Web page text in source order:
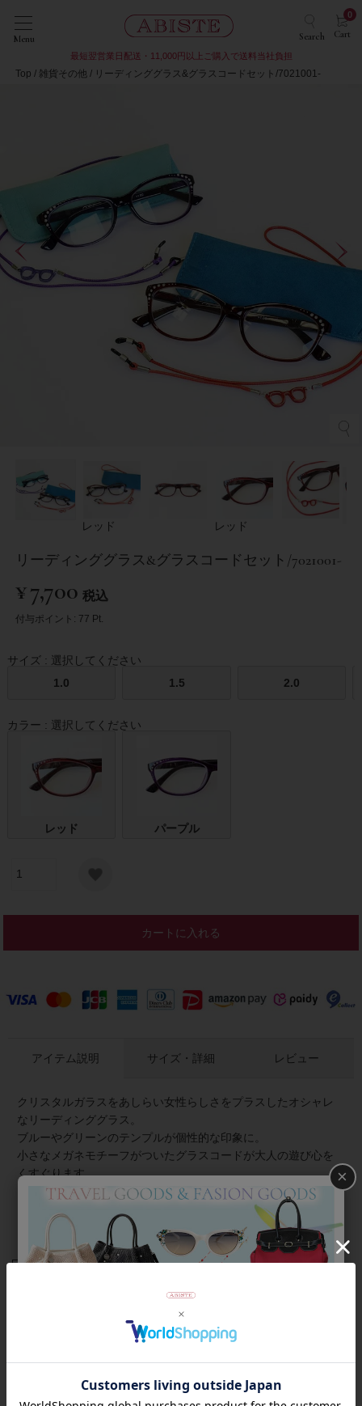
Menu Search Cart
0
最短翌営業日配送・11,000円以上ご購入で送料当社負担
Top 雑貨その他 リーディンググラス&グラスコードセット/7021001-
レッド レッド
リーディンググラス&グラスコードセット/7021001-
¥7,700 税込
付与ポイント: 77 Pt.
サイズ
選択してください
1.0
1.5 2.0
カラー 選択してください
レッド パープル
カートに入れる
アイテム説明
クリスタルガラスをあしらい女性らしさをプラスしたオシャレ
なリーディンググラス。
ブルーやグリーンのテンプルが個性的な印象に。
小さなメガネモチーフがついたグラスコードが大人の遊び心を
くすぐります。
ロゴ入りのスエード調ケースがセットになっているので、スマ
サイズ・詳細 レビュー
×